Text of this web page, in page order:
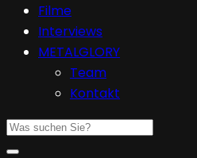
Filme
Interviews
METALGLORY
Team
Kontakt